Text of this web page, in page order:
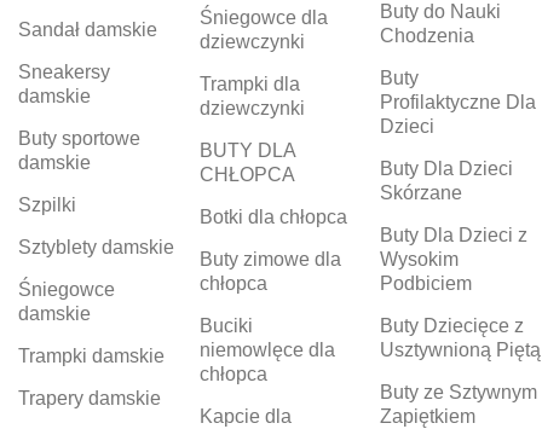
Sandał damskie
Sneakersy
damskie
Buty sportowe
damskie
Szpilki
Sztyblety damskie
Śniegowce
damskie
Trampki damskie
Trapery damskie
Śniegowce dla
dziewczynki
Trampki dla
dziewczynki
BUTY DLA
CHŁOPCA
Botki dla chłopca
Buty zimowe dla
chłopca
Buciki
niemowlęce dla
chłopca
Kapcie dla
Buty do Nauki
Chodzenia
Buty
Profilaktyczne Dla
Dzieci
Buty Dla Dzieci
Skórzane
Buty Dla Dzieci z
Wysokim
Podbiciem
Buty Dziecięce z
Usztywnioną Piętą
Buty ze Sztywnym
Zapiętkiem